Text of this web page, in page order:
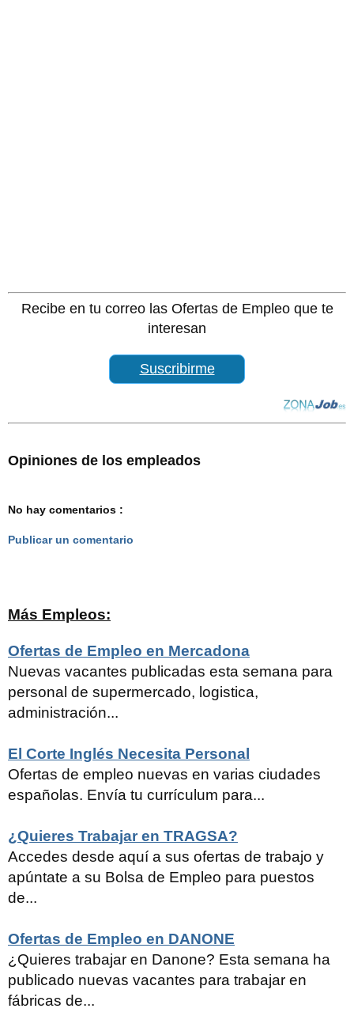
Recibe en tu correo las Ofertas de Empleo que te
interesan
Suscribirme
Opiniones de los empleados
No hay comentarios :
Publicar un comentario
Más Empleos:
Ofertas de Empleo en Mercadona
Nuevas vacantes publicadas esta semana para
personal de supermercado, logistica,
administración...
El Corte Inglés Necesita Personal
Ofertas de empleo nuevas en varias ciudades
españolas. Envía tu currículum para...
¿Quieres Trabajar en TRAGSA?
Accedes desde aquí a sus ofertas de trabajo y
apúntate a su Bolsa de Empleo para puestos
de...
Ofertas de Empleo en DANONE
¿Quieres trabajar en Danone? Esta semana ha
publicado nuevas vacantes para trabajar en
fábricas de...